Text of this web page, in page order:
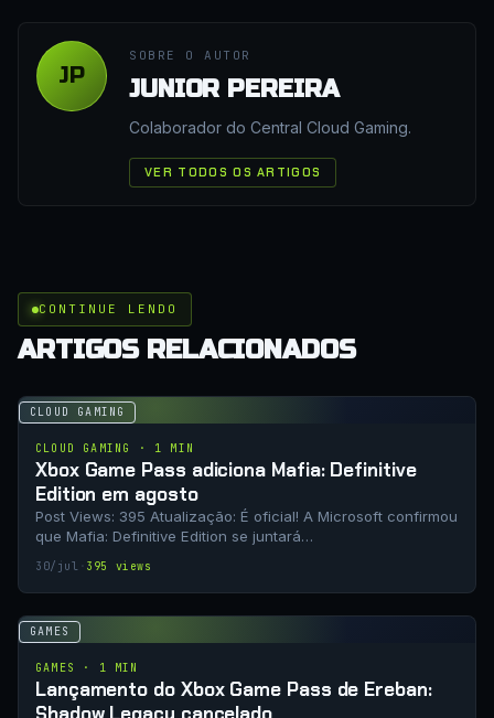
JP
SOBRE O AUTOR
JUNIOR PEREIRA
Colaborador do Central Cloud Gaming.
VER TODOS OS ARTIGOS
CONTINUE LENDO
ARTIGOS RELACIONADOS
CLOUD GAMING
CLOUD GAMING · 1 MIN
Xbox Game Pass adiciona Mafia: Definitive
Edition em agosto
Post Views: 395 Atualização: É oficial! A Microsoft confirmou
que Mafia: Definitive Edition se juntará…
30/jul · 395 views
GAMES
GAMES · 1 MIN
Lançamento do Xbox Game Pass de Ereban: